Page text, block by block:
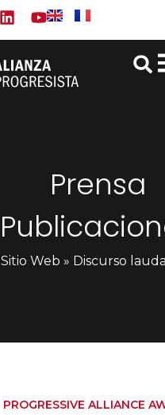
Prensa
Sitio Web » Discurso laudatorio con motivo de la entrega del premio de la AP a Loretta Ann “Etta” P. Rosales, Presidenta
PROGRESSIVE ALLIANCE